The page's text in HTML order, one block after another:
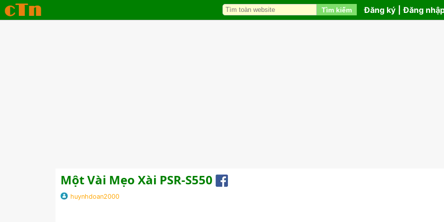
Tìm kiếm Đăng ký Đăng
Một Vài Mẹo Xài PSR-S550
huynhdoan2000